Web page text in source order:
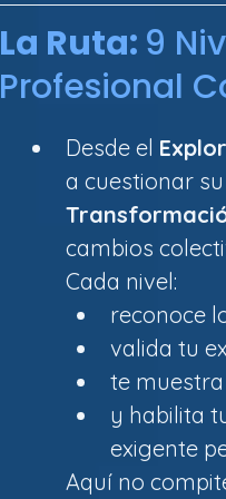
La Ruta: 9
Profesional
Desde el
a cuestionar
cambios
Cada nivel:
reconoce
valida tu
te
y habilita
exigente
Aquí no